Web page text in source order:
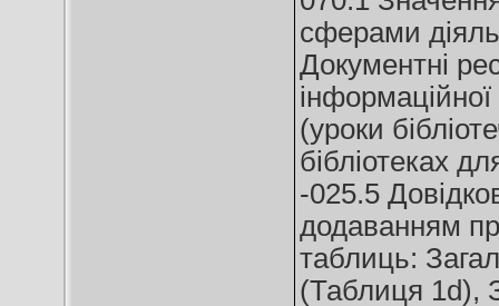
сферами
Документні
(уроки
бібліотеках
-025.5
додаванням
таблиць:
(Таблиця 1d),